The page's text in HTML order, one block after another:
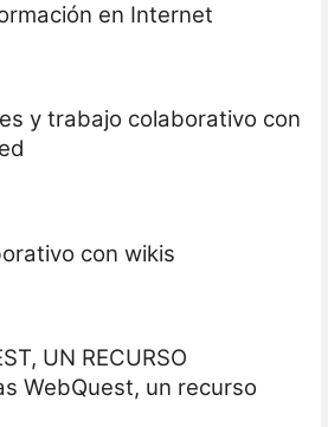
en Internet
y trabajo colaborativo con
con wikis
UN RECURSO
WebQuest, un recurso